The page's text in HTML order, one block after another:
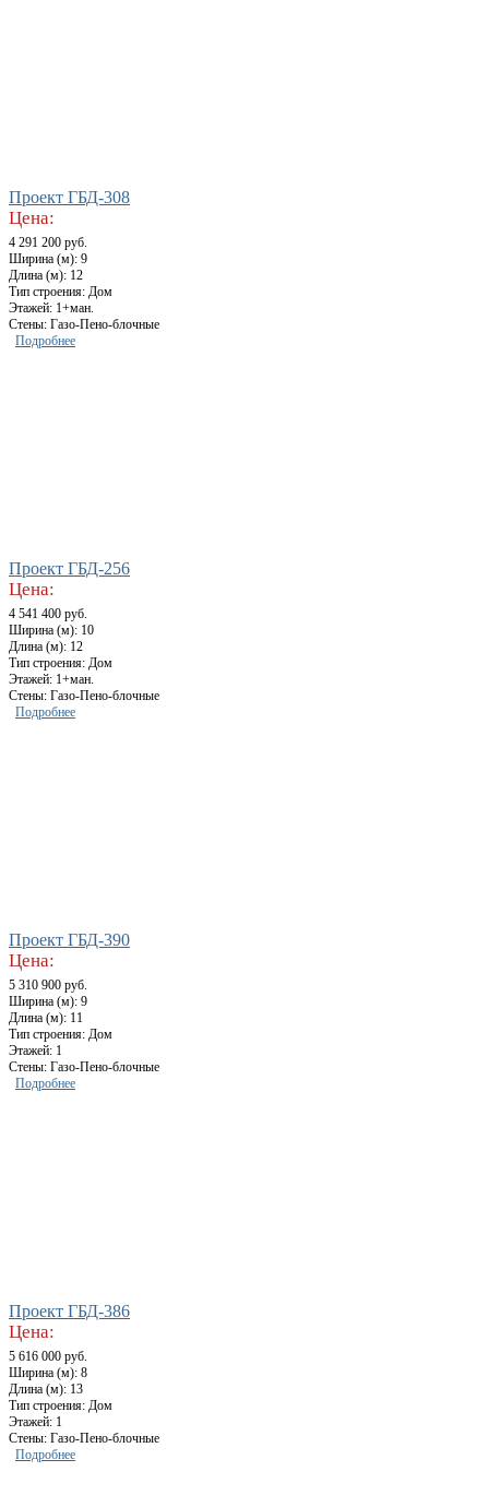
Проект ГБД-308
Цена:
4 291 200 руб.
Ширина (м): 9
Длина (м): 12
Тип строения: Дом
Этажей: 1+ман.
Стены: Газо-Пено-блочные
Подробнее
Проект ГБД-256
Цена:
4 541 400 руб.
Ширина (м): 10
Длина (м): 12
Тип строения: Дом
Этажей: 1+ман.
Стены: Газо-Пено-блочные
Подробнее
Проект ГБД-390
Цена:
5 310 900 руб.
Ширина (м): 9
Длина (м): 11
Тип строения: Дом
Этажей: 1
Стены: Газо-Пено-блочные
Подробнее
Проект ГБД-386
Цена:
5 616 000 руб.
Ширина (м): 8
Длина (м): 13
Тип строения: Дом
Этажей: 1
Стены: Газо-Пено-блочные
Подробнее